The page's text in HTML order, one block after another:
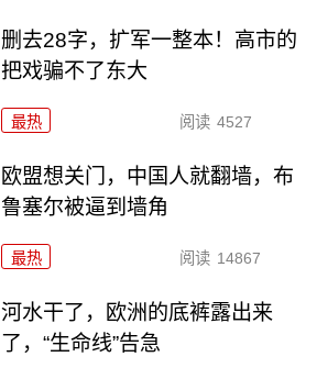
删去28字，扩军一整本！高市的
把戏骗不了东大
最热 阅读 4527
欧盟想关门，中国人就翻墙，布
鲁塞尔被逼到墙角
最热 阅读 14867
河水干了，欧洲的底裤露出来
了，“生命线”告急